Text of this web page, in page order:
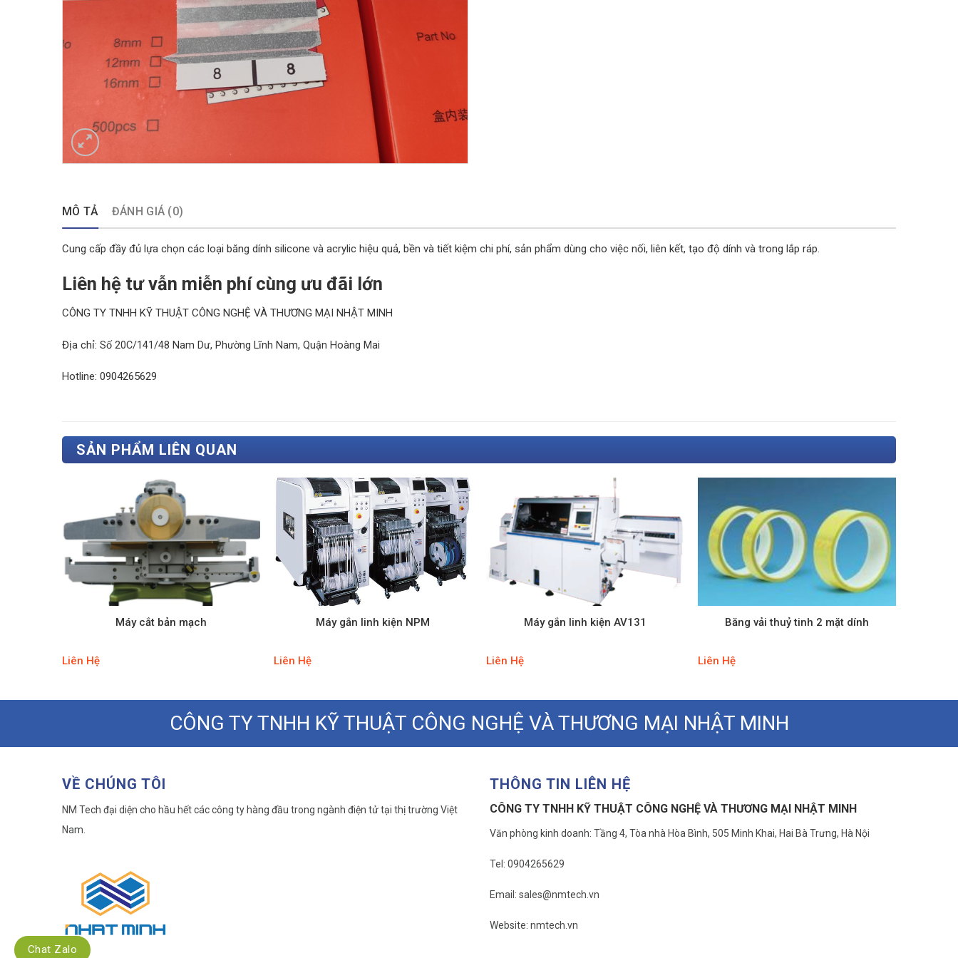
MÔ TẢ ĐÁNH GIÁ (0)
Cung cấp đầy đủ lựa chọn các loại băng dính silicone và acrylic hiệu quả, bền và tiết kiệm chi phí, sản phẩm dùng cho việc nối, liên kết, tạo độ dính và trong lắp ráp.
Liên hệ tư vẫn miễn phí cùng ưu đãi lớn
CÔNG TY TNHH KỸ THUẬT CÔNG NGHỆ VÀ THƯƠNG MẠI NHẬT MINH
Địa chỉ: Số 20C/141/48 Nam Dư, Phường Lĩnh Nam, Quận Hoàng Mai
Hotline: 0904265629
SẢN PHẨM LIÊN QUAN
Máy cắt bản mạch
Liên Hệ
Máy gắn linh kiện NPM
Liên Hệ
Máy gắn linh kiện AV131
Liên Hệ
Băng vải thuỷ tinh 2 mặt dính
Liên Hệ
CÔNG TY TNHH KỸ THUẬT CÔNG NGHỆ VÀ THƯƠNG MẠI NHẬT MINH
VỀ CHÚNG TÔI
NM Tech đại diện cho hầu hết các công ty hàng đầu trong ngành điện tử tại thị trường Việt
Nam.
THÔNG TIN LIÊN HỆ
CÔNG TY TNHH KỸ THUẬT CÔNG NGHỆ VÀ THƯƠNG MẠI NHẬT MINH
Văn phòng kinh doanh: Tầng 4, Tòa nhà Hòa Bình, 505 Minh Khai, Hai Bà Trưng, Hà Nội
Tel: 0904265629
Email: sales@nmtech.vn
Website: nmtech.vn
Chat Zalo